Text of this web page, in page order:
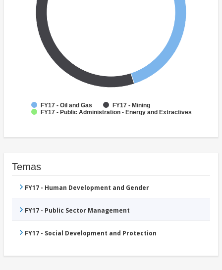
FY17 - Oil and Gas
FY17 - Mining
FY17 - Public Administration - Energy and Extractives
Temas
FY17 - Human Development and Gender
FY17 - Public Sector Management
FY17 - Social Development and Protection